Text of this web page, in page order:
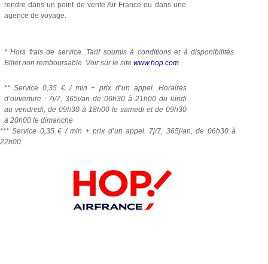
rendre dans un point de vente Air France ou dans une
agence de voyage.
* Hors frais de service. Tarif soumis à conditions et à disponibilités.
Billet non remboursable. Voir sur le site www.hop.com
** Service 0,35 € / min + prix d’un appel. Horaires
d’ouverture : 7j/7, 365j/an de 06h30 à 21h00 du lundi
au vendredi, de 09h30 à 18h00 le samedi et de 09h30
à 20h00 le dimanche
*** Service 0,35 € / min + prix d’un appel. 7j/7, 365j/an, de 06h30 à
22h00